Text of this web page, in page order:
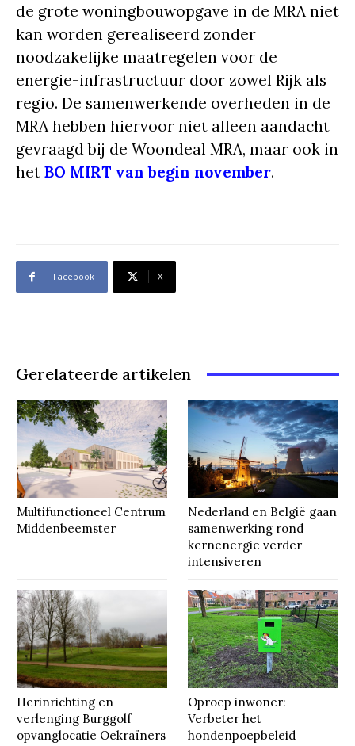
de grote woningbouwopgave in de MRA niet
kan worden gerealiseerd zonder
noodzakelijke maatregelen voor de
energie-infrastructuur door zowel Rijk als
regio. De samenwerkende overheden in de
MRA hebben hiervoor niet alleen aandacht
gevraagd bij de Woondeal MRA, maar ook in
het BO MIRT van begin november.
Facebook X
Gerelateerde artikelen
Multifunctioneel Centrum
Middenbeemster
Nederland en België gaan
samenwerking rond
kernenergie verder
intensiveren
Herinrichting en
verlenging Burggolf
opvanglocatie Oekraïners
Oproep inwoner:
Verbeter het
hondenpoepbeleid